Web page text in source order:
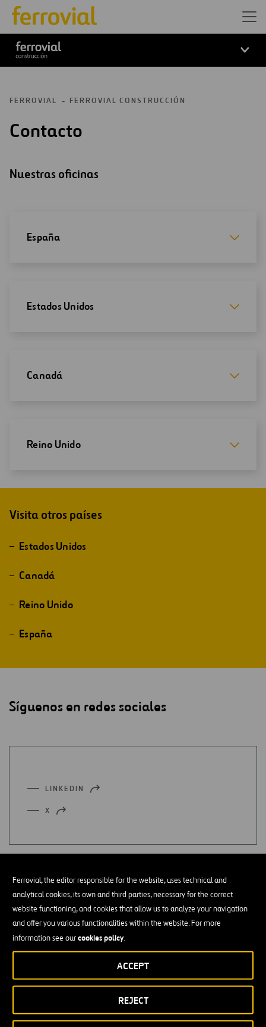
Ferrovial, the editor responsible for the website, uses technical and
analytical cookies, its own and third parties, necessary for the correct
website functioning, and cookies that allow us to analyze your navigation
and offer you various functionalities within the website. For more
information see ourcookies policy.
REJECT
ACCEPT
Logo Ferrovial Construcción
FERROVIAL FERROVIAL CONSTRUCCIÓN
Contacto
Nuestras oficinas
España
Estados Unidos
Canadá
Reino Unido
Visita otros países
Estados Unidos
Canadá
Reino Unido
España
Síguenos en redes sociales
LINKEDIN
ABRIR
X
ABRIR
NUEVA
Escríbenos
Rellena el formulario y te contestaremos en la mayor brevedad